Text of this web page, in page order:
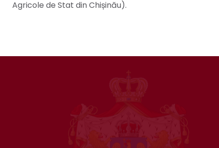
Agricole de Stat din Chișinău).